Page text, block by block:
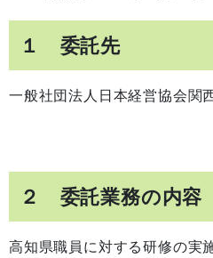
１ 委託先
一般社団法人日本経営協会関
２ 委託業務の内容
高知県職員に対する研修の実